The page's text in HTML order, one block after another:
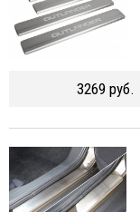
3269 руб.